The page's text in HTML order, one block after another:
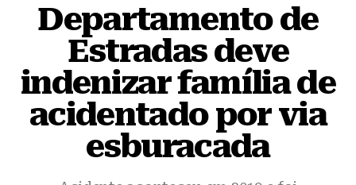
Departamento de
Estradas deve
indenizar família de
acidentado por via
esburacada